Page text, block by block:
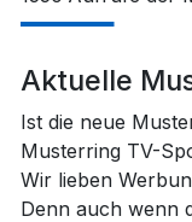
Aktuelle
Ist die neue
Musterring TV-
Wir lieben
Denn auch wenn